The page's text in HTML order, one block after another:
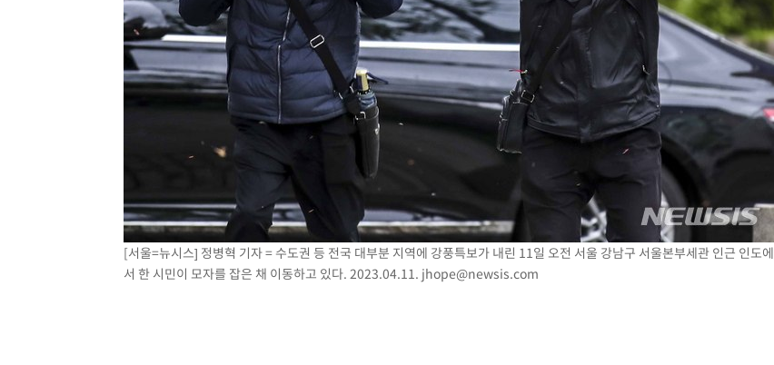
[서울=뉴시스] 정병혁 기자 = 수도권 등 전국 대부분 지역에 강풍특보가 내린 11일 오전 서울 강남구 서울본부세관 인근 인도에
서 한 시민이 모자를 잡은 채 이동하고 있다. 2023.04.11. jhope@newsis.com